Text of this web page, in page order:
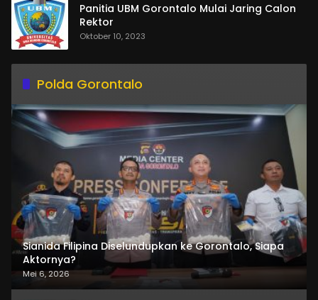
Panitia UBM Gorontalo Mulai Jaring Calon
Rektor
Oktober 10, 2023
Polda Gorontalo
Sianida Filipina Diselundupkan ke Gorontalo, Siapa
Aktornya?
Mei 6, 2026